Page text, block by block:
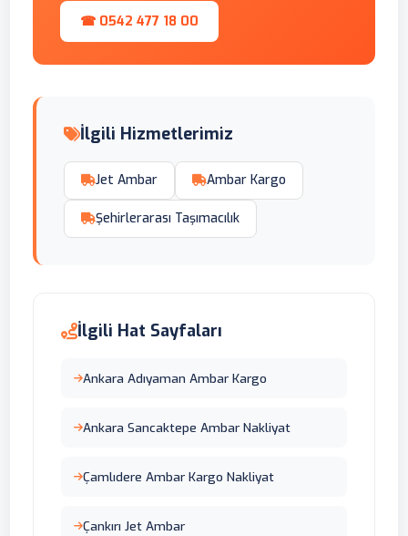
☎ 0542 477 18 00
İlgili Hizmetlerimiz
Jet Ambar Ambar Kargo
Şehirlerarası Taşımacılık
İlgili Hat Sayfaları
Ankara Adıyaman Ambar Kargo
Ankara Sancaktepe Ambar Nakliyat
Çamlıdere Ambar Kargo Nakliyat
Çankırı Jet Ambar